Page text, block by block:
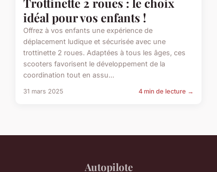
idéal pour vos enfants !
Offrez à vos enfants une expérience de
déplacement ludique et sécurisée avec une
trottinette 2 roues. Adaptées à tous les âges, ces
scooters favorisent le développement de la
coordination tout en assu...
31 mars 2025 4 min de lecture →
Autopilote